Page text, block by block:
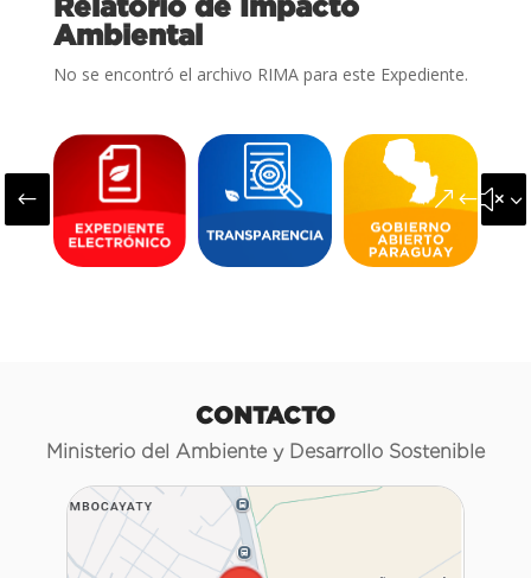
Ambiental
No se encontró el archivo RIMA para este Expediente.
#
CONTACTO
Ministerio del Ambiente y Desarrollo Sostenible